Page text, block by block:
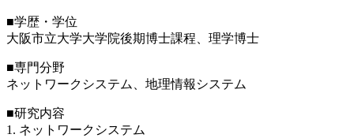
■学歴・学位
大阪市立大学大学院後期博士課程、理学博士
■専門分野
ネットワークシステム、地理情報システム
■研究内容
1. ネットワークシステム